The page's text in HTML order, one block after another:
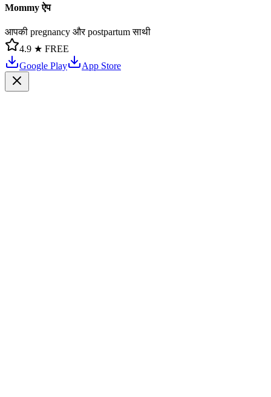
Mommy ऐप
आपकी pregnancy और postpartum साथी
4.9 ★ FREE
Google Play
App Store